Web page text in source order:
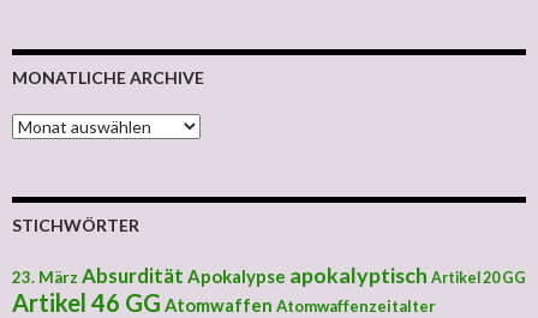
MONATLICHE ARCHIVE
MONATLICHE ARCHIVE
STICHWÖRTER
23. März Absurdität Apokalypse apokalyptisch Artikel 20 GG
Artikel 46 GG Atomwaffen Atomwaffenzeitalter